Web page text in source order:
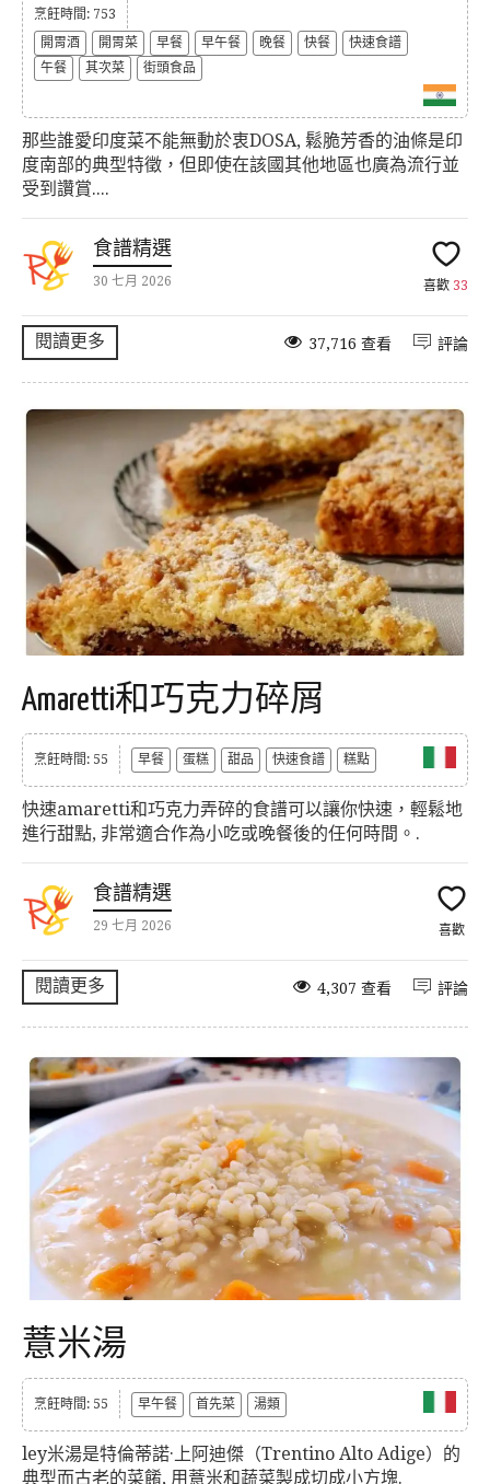
烹飪時間: 753
開胃酒
開胃菜 早餐 早午餐 晚餐 快餐
快速食譜
午餐
其次菜 街頭食品
那些誰愛印度菜不能無動於衷DOSA, 鬆脆芳香的油條是印
度南部的典型特徵，但即使在該國其他地區也廣為流行並
受到讚賞....
食譜精選
30 七月 2026 喜歡 33
閱讀更多 評論
37,716 查看
Amaretti和巧克力碎屑
烹飪時間: 55 早餐 蛋糕 甜品 快速食譜 糕點
快速amaretti和巧克力弄碎的食譜可以讓你快速，輕鬆地
進行甜點, 非常適合作為小吃或晚餐後的任何時間。.
食譜精選
29 七月 2026 喜歡
閱讀更多 評論
4,307 查看
薏米湯
烹飪時間: 55 早午餐 首先菜 湯類
ley米湯是特倫蒂諾·上阿迪傑（Trentino Alto Adige）的
典型而古老的菜餚, 用薏米和蔬菜製成切成小方塊.